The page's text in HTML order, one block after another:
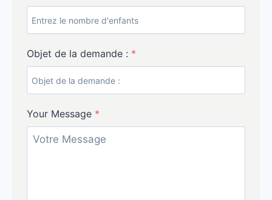
Objet de la demande : *
Your Message *